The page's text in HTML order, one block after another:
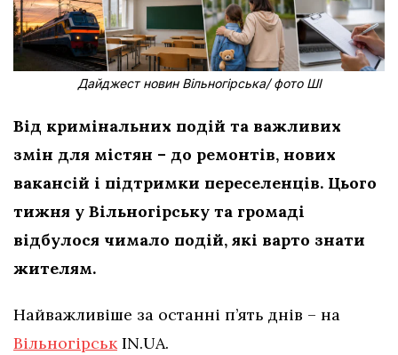
Дайджест новин Вільногірська/ фото ШІ
Від кримінальних подій та важливих
змін для містян – до ремонтів, нових
вакансій і підтримки переселенців. Цього
тижня у Вільногірську та громаді
відбулося чимало подій, які варто знати
жителям.
Найважливіше за останні п’ять днів – на
ВільногірськIN.UA.